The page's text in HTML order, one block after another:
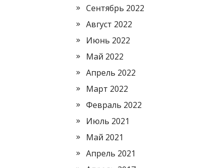
Сентябрь 2022
Август 2022
Июнь 2022
Май 2022
Апрель 2022
Март 2022
Февраль 2022
Июль 2021
Май 2021
Апрель 2021